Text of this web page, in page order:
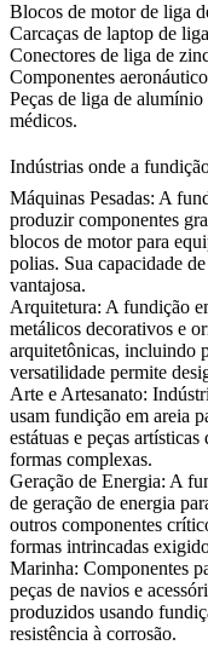
Blocos de motor de liga
Carcaças de laptop de
Conectores de liga de
Componentes
Peças de liga de
médicos.
Indústrias onde a
Máquinas Pesadas: A
produzir componentes
blocos de motor para
polias. Sua capacidade
vantajosa.
Arquitetura: A fundição
metálicos decorativos e
arquitetônicas, incluindo
versatilidade permite
Arte e Artesanato:
usam fundição em areia
estátuas e peças
formas complexas.
Geração de Energia: A
de geração de energia
outros componentes
formas intrincadas
Marinha: Componentes
peças de navios e
produzidos usando
resistência à corrosão.